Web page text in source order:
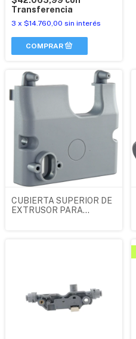
Transferencia
3 x $14.760,00 sin interés
CUBIERTA SUPERIOR DE
EXTRUSOR PARA